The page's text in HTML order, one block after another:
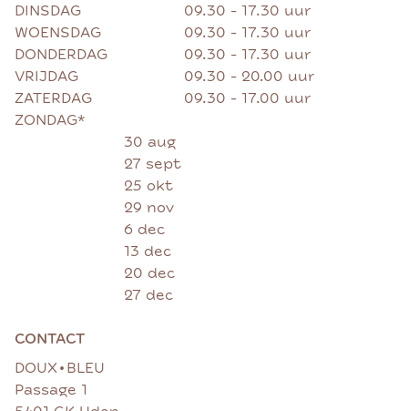
DINSDAG
09.30 - 17.30 uur
WOENSDAG
09.30 - 17.30 uur
DONDERDAG
09.30 - 17.30 uur
VRIJDAG
09.30 - 20.00 uur
ZATERDAG
09.30 - 17.00 uur
ZONDAG*
30 aug
27 sept
25 okt
29 nov
6 dec
13 dec
20 dec
27 dec
CONTACT
DOUX • BLEU
Passage 1